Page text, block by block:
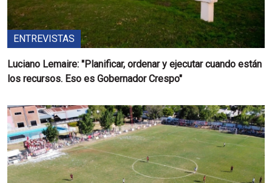
ENTREVISTAS
Luciano Lemaire: "Planificar, ordenar y ejecutar cuando están
los recursos. Eso es Gobernador Crespo"